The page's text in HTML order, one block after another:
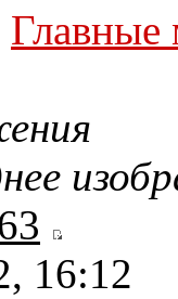
Главные
16:12